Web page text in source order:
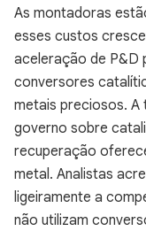
As montadoras
esses custos
aceleração de P&D
conversores
metais preciosos. A
governo sobre
recuperação
metal. Analistas
ligeiramente a
não utilizam